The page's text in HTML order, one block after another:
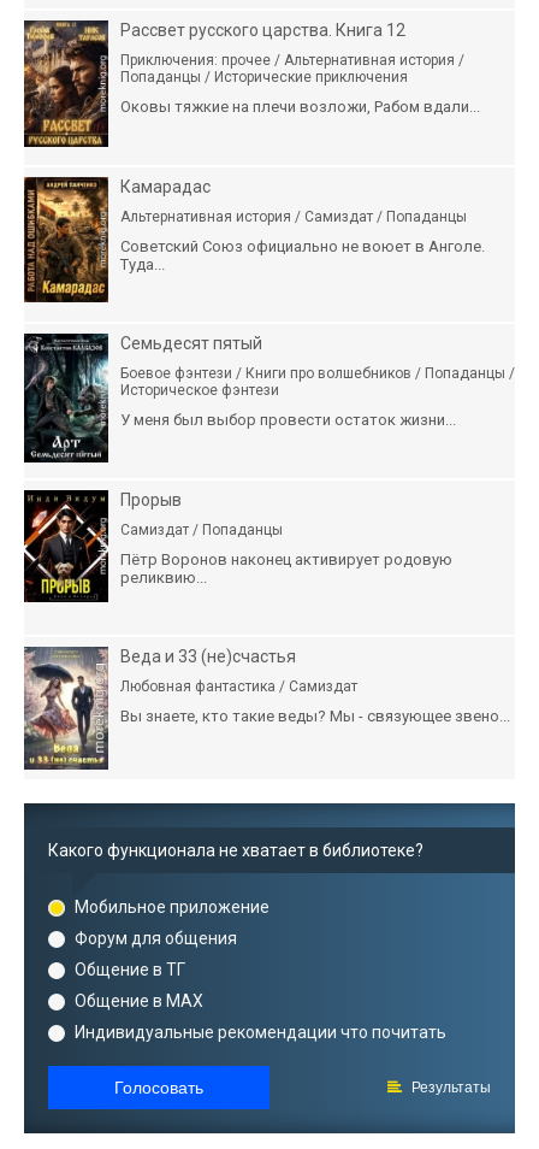
Рассвет русского царства. Книга 12
Приключения: прочее / Альтернативная история /
Попаданцы / Исторические приключения
Оковы тяжкие на плечи возложи, Рабом вдали...
Камарадас
Альтернативная история / Самиздат / Попаданцы
Советский Союз официально не воюет в Анголе.
Туда...
Семьдесят пятый
Боевое фэнтези / Книги про волшебников / Попаданцы /
Историческое фэнтези
У меня был выбор провести остаток жизни...
Прорыв
Самиздат / Попаданцы
Пётр Воронов наконец активирует родовую
реликвию...
Веда и 33 (не)счастья
Любовная фантастика / Самиздат
Вы знаете, кто такие веды? Мы - связующее звено...
Какого функционала не хватает в библиотеке?
Мобильное приложение
Форум для общения
Общение в ТГ
Общение в MAX
Индивидуальные рекомендации что почитать
Голосовать Результаты